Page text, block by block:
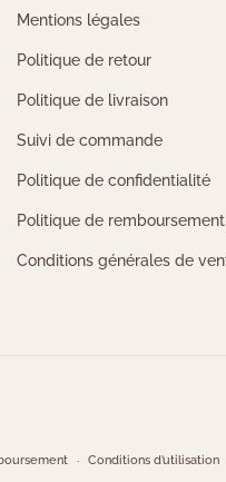
Mentions légales
Politique de retour
Politique de livraison
Suivi de commande
Politique de confidentialité
Politique de remboursement
Conditions générales de
Conditions d’utilisation